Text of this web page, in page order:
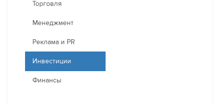
Торговля
Менеджмент
Реклама и PR
Инвестиции
Финансы